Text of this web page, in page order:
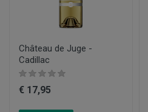
Château de Juge -
Cadillac
€ 17,95